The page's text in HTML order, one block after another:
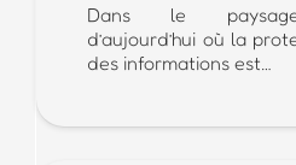
Dans le paysage
d’aujourd’hui où la
des informations est…